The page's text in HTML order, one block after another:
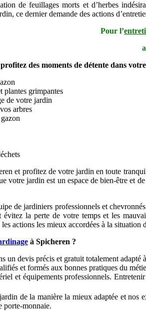
de feuillages morts et d’herbes
ce dernier demande des actions
Pour l’
des moments de détente dans
plantes grimpantes
de votre jardin
arbres
et profitez de votre jardin en toute
votre jardin est un espace de bien-être et
de jardiniers professionnels et
évitez la perte de votre temps et les
actions les mieux accordées à la
à Spicheren ?
un devis précis et gratuit totalement adapté
et formés aux bonnes pratiques du
et équipements professionnels.
de la manière la mieux adaptée et
porte-monnaie.